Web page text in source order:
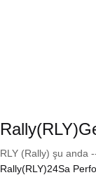
RLY (Rally) şu anda
Rally(RLY)24Sa